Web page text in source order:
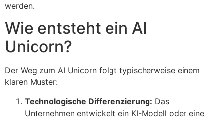
werden.
Wie entsteht ein AI
Unicorn?
Der Weg zum AI Unicorn folgt typischerweise einem
klaren Muster:
Technologische Differenzierung: Das
Unternehmen entwickelt ein KI-Modell oder eine